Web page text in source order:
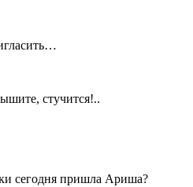
стучится!..
сегодня пришла Ариша?